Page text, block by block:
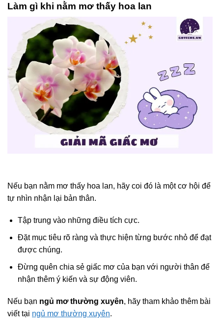
Làm gì khi nằm mơ thấy hoa lan
Nếu bạn nằm mơ thấy hoa lan, hãy coi đó là một cơ hội để
tự nhìn nhận lại bản thân.
Tập trung vào những điều tích cực.
Đặt mục tiêu rõ ràng và thực hiện từng bước nhỏ để đạt
được chúng.
Đừng quên chia sẻ giấc mơ của bạn với người thân để
nhận thêm ý kiến và sự động viên.
Nếu bạn ngủ mơ thường xuyên, hãy tham khảo thêm bài
viết tại ngủ mơ thường xuyên.